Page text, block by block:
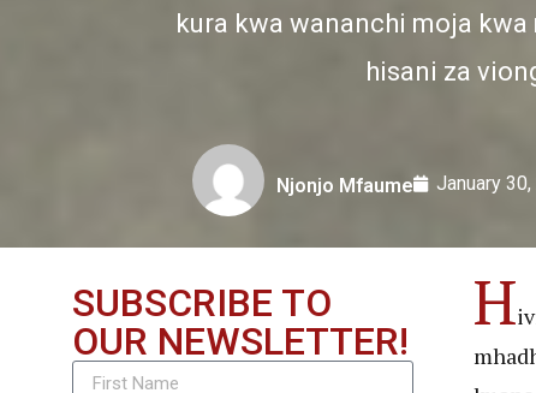
kura kwa wananchi moja
hisani za
Njonjo Mfaume January
SUBSCRIBE TO
OUR NEWSLETTER!
H